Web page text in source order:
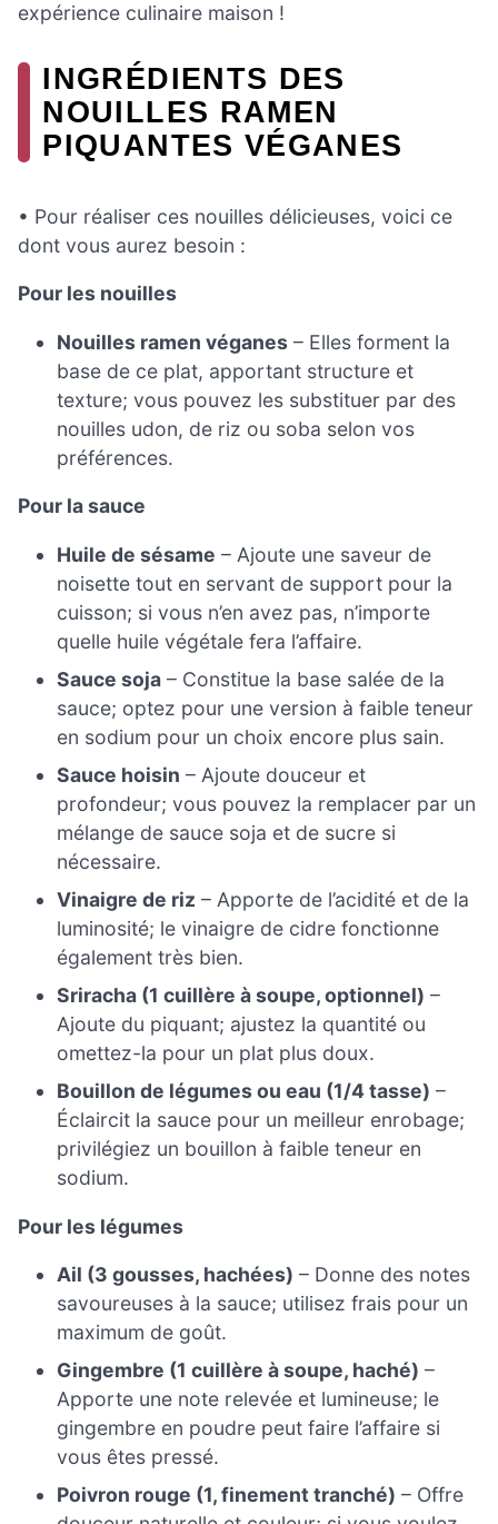
expérience culinaire maison !
INGRÉDIENTS DES
NOUILLES RAMEN
PIQUANTES VÉGANES
• Pour réaliser ces nouilles délicieuses, voici ce
dont vous aurez besoin :
Pour les nouilles
Nouilles ramen véganes – Elles forment la
base de ce plat, apportant structure et
texture; vous pouvez les substituer par des
nouilles udon, de riz ou soba selon vos
préférences.
Pour la sauce
Huile de sésame – Ajoute une saveur de
noisette tout en servant de support pour la
cuisson; si vous n’en avez pas, n’importe
quelle huile végétale fera l’affaire.
Sauce soja – Constitue la base salée de la
sauce; optez pour une version à faible teneur
en sodium pour un choix encore plus sain.
Sauce hoisin – Ajoute douceur et
profondeur; vous pouvez la remplacer par un
mélange de sauce soja et de sucre si
nécessaire.
Vinaigre de riz – Apporte de l’acidité et de la
luminosité; le vinaigre de cidre fonctionne
également très bien.
Sriracha (1 cuillère à soupe, optionnel) –
Ajoute du piquant; ajustez la quantité ou
omettez-la pour un plat plus doux.
Bouillon de légumes ou eau (1/4 tasse) –
Éclaircit la sauce pour un meilleur enrobage;
privilégiez un bouillon à faible teneur en
sodium.
Pour les légumes
Ail (3 gousses, hachées) – Donne des notes
savoureuses à la sauce; utilisez frais pour un
maximum de goût.
Gingembre (1 cuillère à soupe, haché) –
Apporte une note relevée et lumineuse; le
gingembre en poudre peut faire l’affaire si
vous êtes pressé.
Poivron rouge (1, finement tranché) – Offre